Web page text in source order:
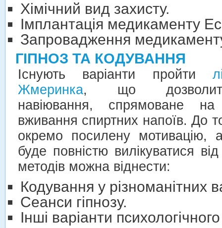
Хімічний вид захисту.
Імплантація медикаменту
Запровадження
ГІПНОЗ ТА КОДУВАННЯ
Існують варіанти пройти
Жмеринка, що дозволить
навіювання, спрямоване
вживання спиртних напоїв. До
окремо посилену
буде повністю вилікуватися
методів можна віднести:
Кодування у різноманітних
Сеанси гіпнозу.
Інші варіанти